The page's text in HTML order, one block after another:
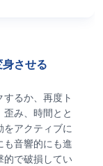
させる
るか、再度ト
み、時間とと
をアクティブに
も音響的にも進
的で破損してい